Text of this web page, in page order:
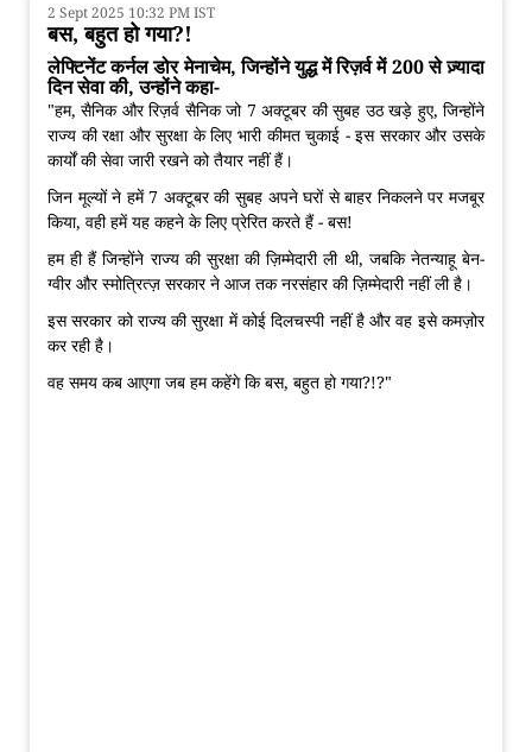
2 Sept 2025 10:32 PM IST
बस, बहुत हो गया?!
लेफ्टिनेंट कर्नल डोर मेनाचेम, जिन्होंने युद्ध में रिज़र्व में 200 से ज़्यादा
दिन सेवा की, उन्होंने कहा-
"हम, सैनिक और रिज़र्व सैनिक जो 7 अक्टूबर की सुबह उठ खड़े हुए, जिन्होंने
राज्य की रक्षा और सुरक्षा के लिए भारी कीमत चुकाई - इस सरकार और उसके
कार्यों की सेवा जारी रखने को तैयार नहीं हैं।
जिन मूल्यों ने हमें 7 अक्टूबर की सुबह अपने घरों से बाहर निकलने पर मजबूर
किया, वही हमें यह कहने के लिए प्रेरित करते हैं - बस!
हम ही हैं जिन्होंने राज्य की सुरक्षा की ज़िम्मेदारी ली थी, जबकि नेतन्याहू बेन-
ग्वीर और स्मोत्रित्ज़ सरकार ने आज तक नरसंहार की ज़िम्मेदारी नहीं ली है।
इस सरकार को राज्य की सुरक्षा में कोई दिलचस्पी नहीं है और वह इसे कमज़ोर
कर रही है।
वह समय कब आएगा जब हम कहेंगे कि बस, बहुत हो गया?!?"